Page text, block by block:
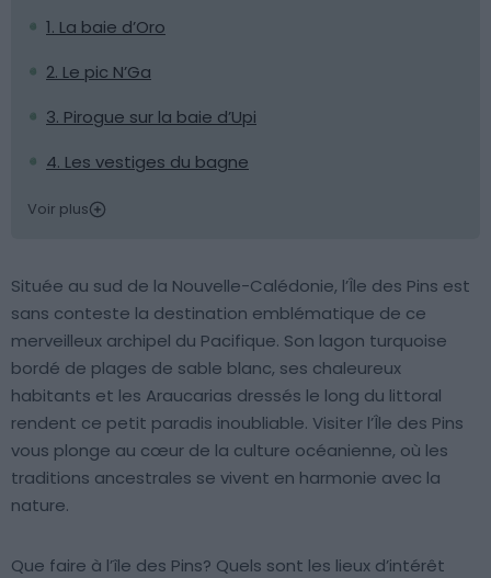
1. La baie d’Oro
2. Le pic N’Ga
3. Pirogue sur la baie d’Upi
4. Les vestiges du bagne
Voir plus
Située au sud de la Nouvelle-Calédonie, l’Île des Pins est
sans conteste la destination emblématique de ce
merveilleux archipel du Pacifique. Son lagon turquoise
bordé de plages de sable blanc, ses chaleureux
habitants et les Araucarias dressés le long du littoral
rendent ce petit paradis inoubliable. Visiter l’Île des Pins
vous plonge au cœur de la culture océanienne, où les
traditions ancestrales se vivent en harmonie avec la
nature.
Que faire à l’île des Pins? Quels sont les lieux d’intérêt